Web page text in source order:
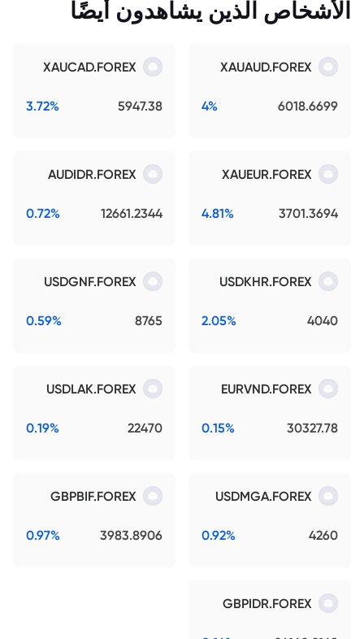
الأشخاص الذين يشاهدون أيضًا
XAUAUD.FOREX
6018.6699
4%
XAUCAD.FOREX
5947.38
3.72%
XAUEUR.FOREX
3701.3694
4.81%
AUDIDR.FOREX
12661.2344
0.72%
USDKHR.FOREX
4040
2.05%
USDGNF.FOREX
8765
0.59%
EURVND.FOREX
30327.78
0.15%
USDLAK.FOREX
22470
0.19%
USDMGA.FOREX
4260
0.92%
GBPBIF.FOREX
3983.8906
0.97%
GBPIDR.FOREX